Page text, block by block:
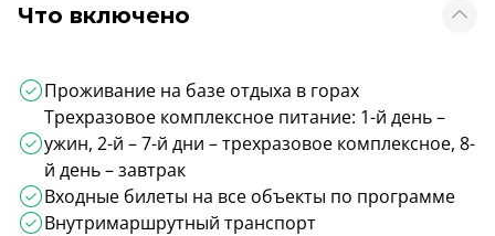
Что включено
Проживание на базе отдыха в горах
Трехразовое комплексное питание: 1-й день –
ужин, 2-й – 7-й дни – трехразовое комплексное, 8-
й день – завтрак
Входные билеты на все объекты по программе
Внутримаршрутный транспорт